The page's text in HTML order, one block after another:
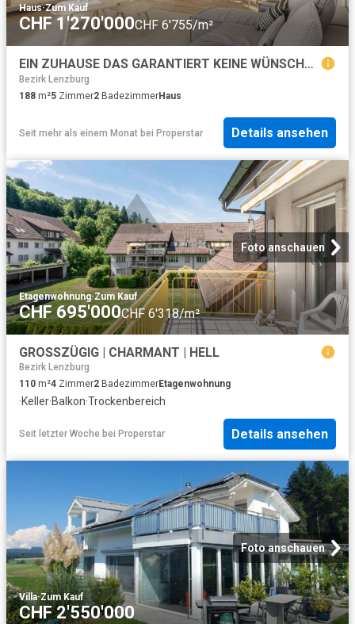
Haus·Zum Kauf
CHF 1'270'000CHF 6'755/m²
EIN ZUHAUSE DAS GARANTIERT KEINE WÜNSCHE OFFEN LÄSST!
Bezirk Lenzburg
188 m²5 Zimmer2 BadezimmerHaus
Seit mehr als einem Monat bei Properstar Details ansehen
Foto anschauen
Etagenwohnung·Zum Kauf
CHF 695'000CHF 6'318/m²
GROSSZÜGIG | CHARMANT | HELL
Bezirk Lenzburg
110 m²4 Zimmer2 BadezimmerEtagenwohnung
·Keller·Balkon·Trockenbereich
Seit letzter Woche bei Properstar Details ansehen
Foto anschauen
Villa·Zum Kauf
CHF 2'550'000